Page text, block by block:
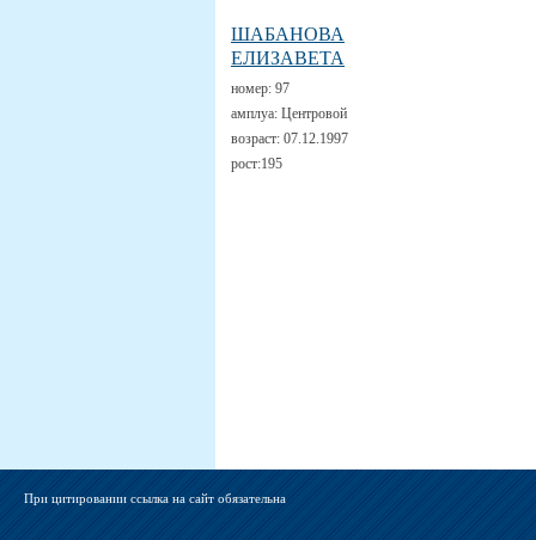
ШАБАНОВА
ЕЛИЗАВЕТА
номер: 97
амплуа: Центровой
возраст: 07.12.1997
рост:195
При цитировании ссылка на сайт обязательна